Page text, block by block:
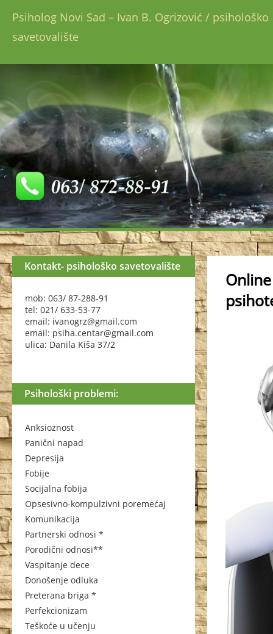
Psiholog Novi Sad – Ivan B. Ogrizović / psihološko
savetovalište
Kontakt- psihološko savetovalište
mob: 063/ 87-288-91
tel: 021/ 633-53-77
email: ivanogrz@gmail.com
email: psiha.centar@gmail.com
ulica: Danila Kiša 37/2
Psihološki problemi:
Anksioznost
Panični napad
Depresija
Fobije
Socijalna fobija
Opsesivno-kompulzivni poremećaj
Komunikacija
Partnerski odnosi *
Porodični odnosi**
Vaspitanje dece
Donošenje odluka
Preterana briga *
Perfekcionizam
Teškoće u učenju